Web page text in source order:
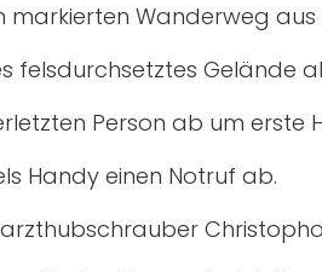
Wanderweg aus
felsdurchsetztes Gelände
Person ab um erste
Handy einen Notruf ab.